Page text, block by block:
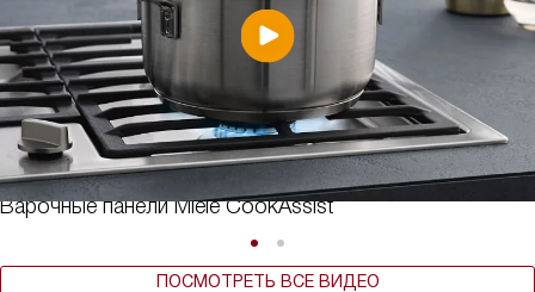
Варочные панели Miele CookAssist
ПОСМОТРЕТЬ ВСЕ ВИДЕО